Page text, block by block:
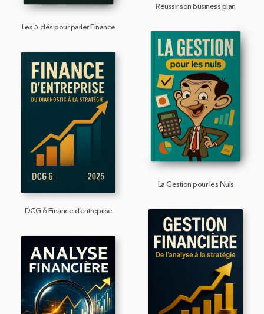
Les 5 clés pour parler Finance
Réussir son business plan
DCG 6 Finance d’entreprise
La Gestion pour les Nuls